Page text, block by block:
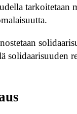
solidaarisuuden